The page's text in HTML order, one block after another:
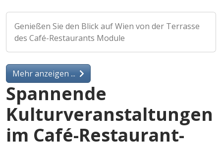
Genießen Sie den Blick auf Wien von der Terrasse
des Café-Restaurants Module
Mehr anzeigen ...
Spannende
Kulturveranstaltungen
im Café-Restaurant-